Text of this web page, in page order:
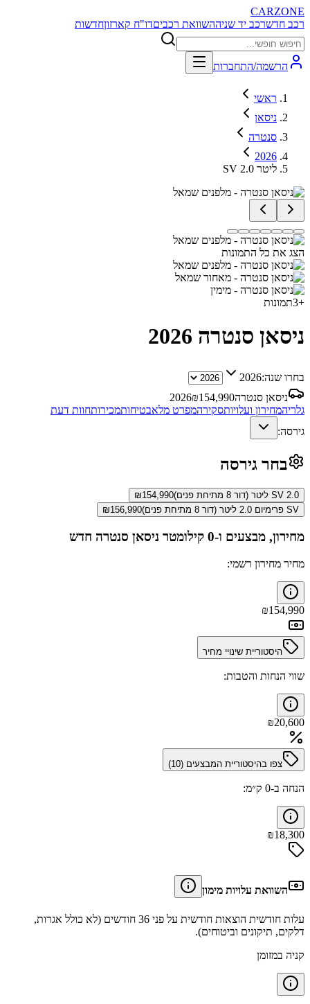
CARZONE
רכב חדשרכב יד שניההשוואת רכביםדו"ח קארזוןחדשות
הרשמה/התחברות
ראשי
ניסאן
סנטרה
2026
SV 2.0 ליטר
הצג את כל התמונות
+
3תמונות
ניסאן סנטרה 2026
בחרו שנה:2026
ניסאן סנטרה
2026₪154,990
גלריהמחירון ועלויותסקירהמפרט מלאבטיחותמכירותחוות דעת
גירסה:
בחר גירסה
SV 2.0 ליטר (דור 8 מתיחת פנים) ₪154,990
SV פרימיום 2.0 ליטר (דור 8 מתיחת פנים)
₪156,990
מחירון, מבצעים ו-0 קילומטר ניסאן סנטרה חדש
מחיר מחירון רשמי:
₪154,990
היסטוריית שינויי מחיר
שווי הנחות והטבות:
₪20,600
צפו בהיסטוריית המבצעים (10
)
הנחה ב-0 ק״מ:
₪18,300
השוואת עלויות מימון
עלות חודשית הוצאות חודשית על פני 36 חודשים (לא כולל אגרות,
דלקים, תיקונים וביטוחים).
קניה במזומן